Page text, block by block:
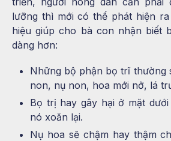
lưỡng thì mới có thể phát hiện
hiệu giúp cho bà con nhận biết
dàng hơn:
Những bộ phận bọ trĩ thường
non, nụ non, hoa mới nở, lá
Bọ trị hay gây hại ở mặt
nó xoăn lại.
Nụ hoa sẽ chậm hay thậm